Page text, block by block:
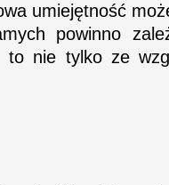
umiejętność
powinno
to nie tylko ze